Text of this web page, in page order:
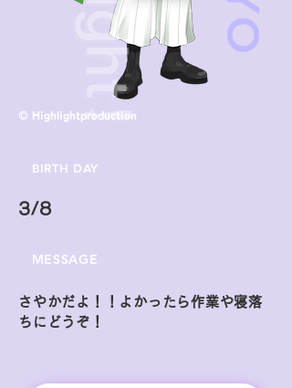
© Highlightproduction
BIRTH DAY
3/8
MESSAGE
さやかだよ！！よかったら作業や寝落
ちにどうぞ！